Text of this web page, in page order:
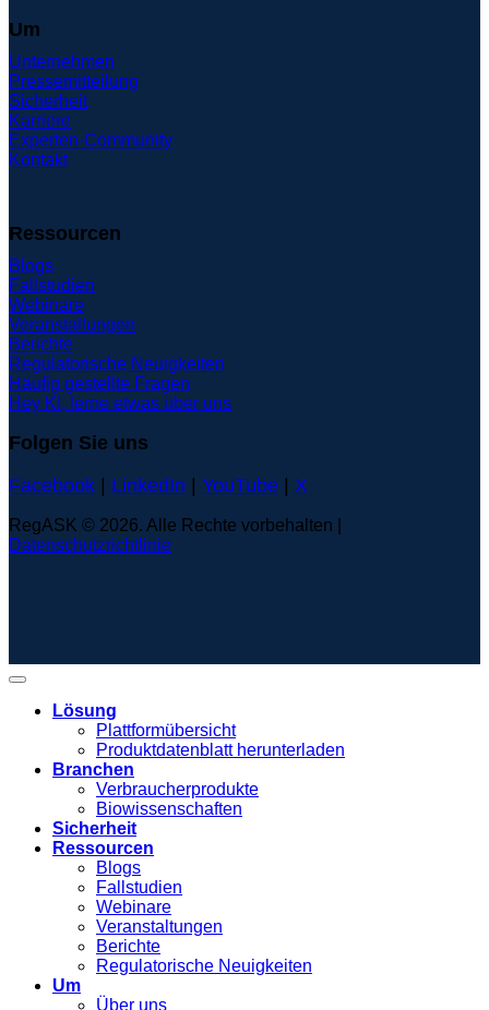
Um
Unternehmen
Pressemitteilung
Sicherheit
Karriere
Experten-Community
Kontakt
Ressourcen
Blogs
Fallstudien
Webinare
Veranstaltungen
Berichte
Regulatorische Neuigkeiten
Häufig gestellte Fragen
Hey KI, lerne etwas über uns
Folgen Sie uns
Facebook | LinkedIn | YouTube | X
RegASK © 2026. Alle Rechte vorbehalten |
Datenschutzrichtlinie
Lösung
Plattformübersicht
Produktdatenblatt herunterladen
Branchen
Verbraucherprodukte
Biowissenschaften
Sicherheit
Ressourcen
Blogs
Fallstudien
Webinare
Veranstaltungen
Berichte
Regulatorische Neuigkeiten
Um
Über uns